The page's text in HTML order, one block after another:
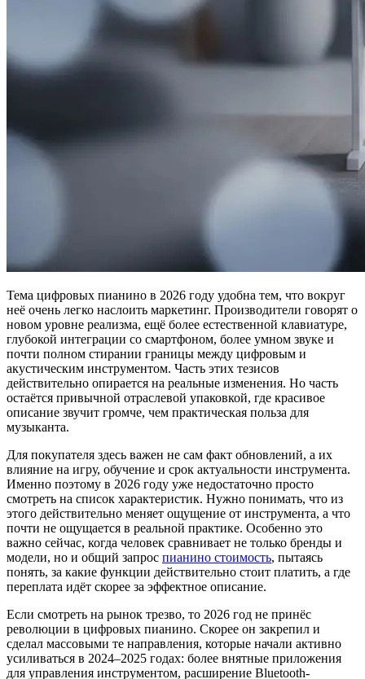
Тема цифровых пианино в 2026 году удобна тем, что вокруг
неё очень легко наслоить маркетинг. Производители говорят о
новом уровне реализма, ещё более естественной клавиатуре,
глубокой интеграции со смартфоном, более умном звуке и
почти полном стирании границы между цифровым и
акустическим инструментом. Часть этих тезисов
действительно опирается на реальные изменения. Но часть
остаётся привычной отраслевой упаковкой, где красивое
описание звучит громче, чем практическая польза для
музыканта.
Для покупателя здесь важен не сам факт обновлений, а их
влияние на игру, обучение и срок актуальности инструмента.
Именно поэтому в 2026 году уже недостаточно просто
смотреть на список характеристик. Нужно понимать, что из
этого действительно меняет ощущение от инструмента, а что
почти не ощущается в реальной практике. Особенно это
важно сейчас, когда человек сравнивает не только бренды и
модели, но и общий запрос пианино стоимость, пытаясь
понять, за какие функции действительно стоит платить, а где
переплата идёт скорее за эффектное описание.
Если смотреть на рынок трезво, то 2026 год не принёс
революции в цифровых пианино. Скорее он закрепил и
сделал массовыми те направления, которые начали активно
усиливаться в 2024–2025 годах: более внятные приложения
для управления инструментом, расширение Bluetooth-